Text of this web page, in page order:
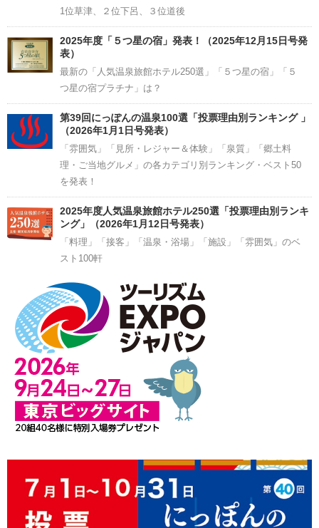
1位草津、２位下呂、３位道後
2025年度「５つ星の宿」発表！（2025年12月15日号発
表）
最新の「人気温泉旅館ホテル250選」「５つ星の宿」「５
つ星の宿プラチナ」は？
第39回にっぽんの温泉100選「投票理由別ランキング 」
（2026年1月1日号発表）
「雰囲気」「見所・レジャー＆体験」「泉質」「郷土料
理・ご当地グルメ」の各カテゴリ別ランキング・ベスト50
を発表！
2025年度人気温泉旅館ホテル250選「投票理由別ランキ
ング」（2026年1月12日号発表）
「料理」「接客」「温泉・浴場」「施設」「雰囲気」のベ
スト100軒